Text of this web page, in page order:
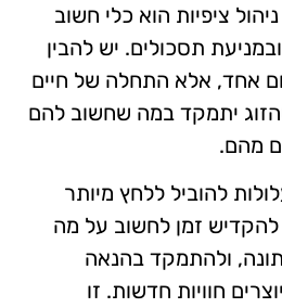
ציפיות הוא כלי חשוב
תסכולים. יש להבין
אחד, אלא התחלה של חיים
יתמקד במה שחשוב להם
מהם.
להוביל ללחץ מיותר
להקדיש זמן לחשוב על מה
ולהתמקד בהנאה
חוויות חדשות. זו